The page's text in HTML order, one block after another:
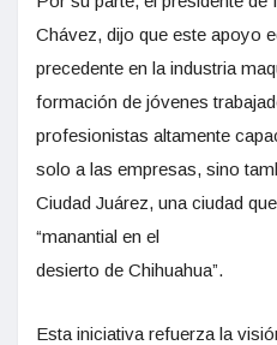
Chávez, dijo que este apoyo
precedente en la industria
formación de jóvenes
profesionistas altamente
solo a las empresas, sino
Ciudad Juárez, una ciudad
“manantial en el
desierto de Chihuahua”.
Esta iniciativa refuerza la